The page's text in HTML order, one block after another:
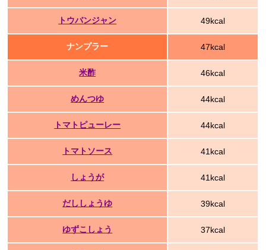
トウバンジャン 49kcal
ナンプラー 47kcal
米酢 46kcal
めんつゆ 44kcal
トマトピューレー 44kcal
トマトソース 41kcal
しょうが 41kcal
だししょうゆ 39kcal
ゆずこしょう 37kcal